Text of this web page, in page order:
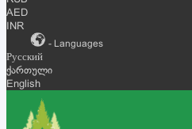
AED
INR
- Languages
Русский
ქართული
English